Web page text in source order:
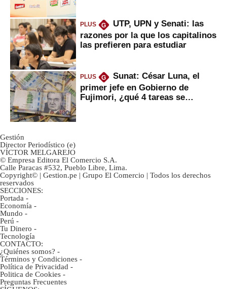
PLUS G
UTP, UPN y Senati: las
razones por la que los capitalinos
las prefieren para estudiar
PLUS G
Sunat: César Luna, el
primer jefe en Gobierno de
Fujimori, ¿qué 4 tareas se
Gestión
Director Periodístico (e)
VÍCTOR MELGAREJO
© Empresa Editora El Comercio S.A.
Calle Paracas #532, Pueblo Libre, Lima.
Copyright© | Gestion.pe | Grupo El Comercio | Todos los derechos
reservados
SECCIONES:
Portada -
Economía -
Mundo -
Perú -
Tu Dinero -
Tecnología
CONTACTO:
¿Quiénes somos? -
Términos y Condiciones -
Política de Privacidad -
Politica de Cookies -
Preguntas Frecuentes